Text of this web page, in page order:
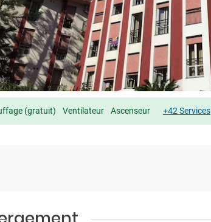
(gratuit) Ventilateur Ascenseur +42 Services